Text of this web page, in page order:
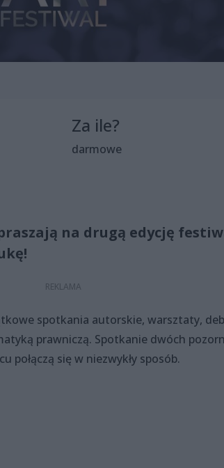
Za ile?
darmowe
na drugą edycję
spotkania autorskie, warsztaty,
prawniczą. Spotkanie dwóch
połączą się w niezwykły sposób.